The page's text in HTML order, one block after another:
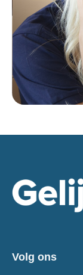
Volg ons